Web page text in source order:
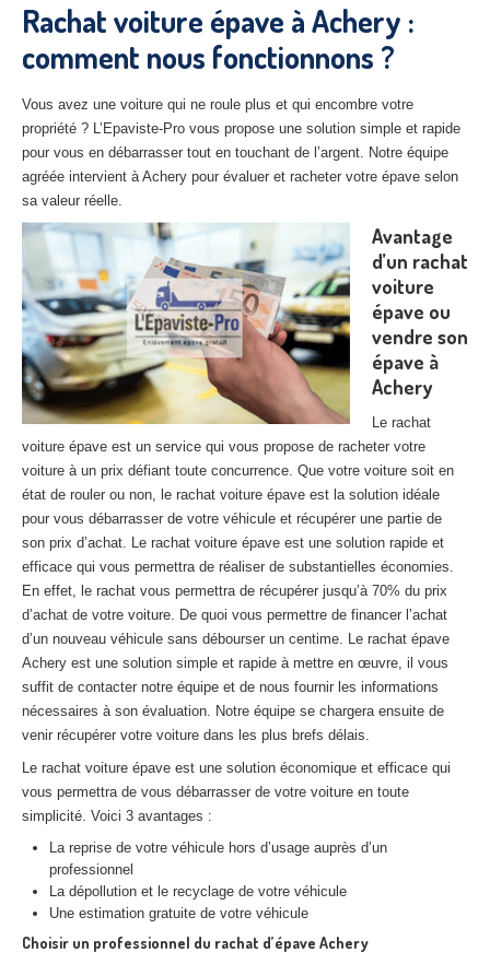
45 – Loiret
28– Eure-et-Loir
27– Eure
10 – Aube
02– Aisne
Tousles secteurs
CENTREVHU AGRÉE
Centreagréé VHU Paris 75 : casse auto avec destruction
Centreagréé VHU 77 : casse auto avec destruction
Centreagréé VHU 78 : casse auto avec destruction
Centreagréé VHU 91 : casse auto avec destruction
Centre agréé VHU 92 : casse auto avec destruction
Centreagréé VHU 93 : casse auto avec destruction
Centreagréé VHU 94 : casse auto avec destruction
Centre agréé VHU 95 : casse auto avec destruction
DOCUMENTS À JOINDRE
RACHATVÉHICULES
CONTACT
Rachat voiture épave à Achery :
comment nous fonctionnons ?
Vous avez une voiture qui ne roule plus et qui encombre votre
propriété ? L’Epaviste-Pro vous propose une solution simple et rapide
pour vous en débarrasser tout en touchant de l’argent. Notre équipe
agréée intervient à Achery pour évaluer et racheter votre épave selon
sa valeur réelle.
Avantage
d’un rachat
voiture
épave ou
vendre son
épave à
Achery
Le rachat
voiture épave est un service qui vous propose de racheter votre
voiture à un prix défiant toute concurrence. Que votre voiture soit en
état de rouler ou non, le rachat voiture épave est la solution idéale
pour vous débarrasser de votre véhicule et récupérer une partie de
son prix d’achat. Le rachat voiture épave est une solution rapide et
efficace qui vous permettra de réaliser de substantielles économies.
En effet, le rachat vous permettra de récupérer jusqu’à 70% du prix
d’achat de votre voiture. De quoi vous permettre de financer l’achat
d’un nouveau véhicule sans débourser un centime. Le rachat épave
Achery est une solution simple et rapide à mettre en œuvre, il vous
suffit de contacter notre équipe et de nous fournir les informations
nécessaires à son évaluation. Notre équipe se chargera ensuite de
venir récupérer votre voiture dans les plus brefs délais.
Le rachat voiture épave est une solution économique et efficace qui
vous permettra de vous débarrasser de votre voiture en toute
simplicité. Voici 3 avantages :
La reprise de votre véhicule hors d’usage auprès d’un
professionnel
La dépollution et le recyclage de votre véhicule
Une estimation gratuite de votre véhicule
Choisir un professionnel du rachat d’épave Achery